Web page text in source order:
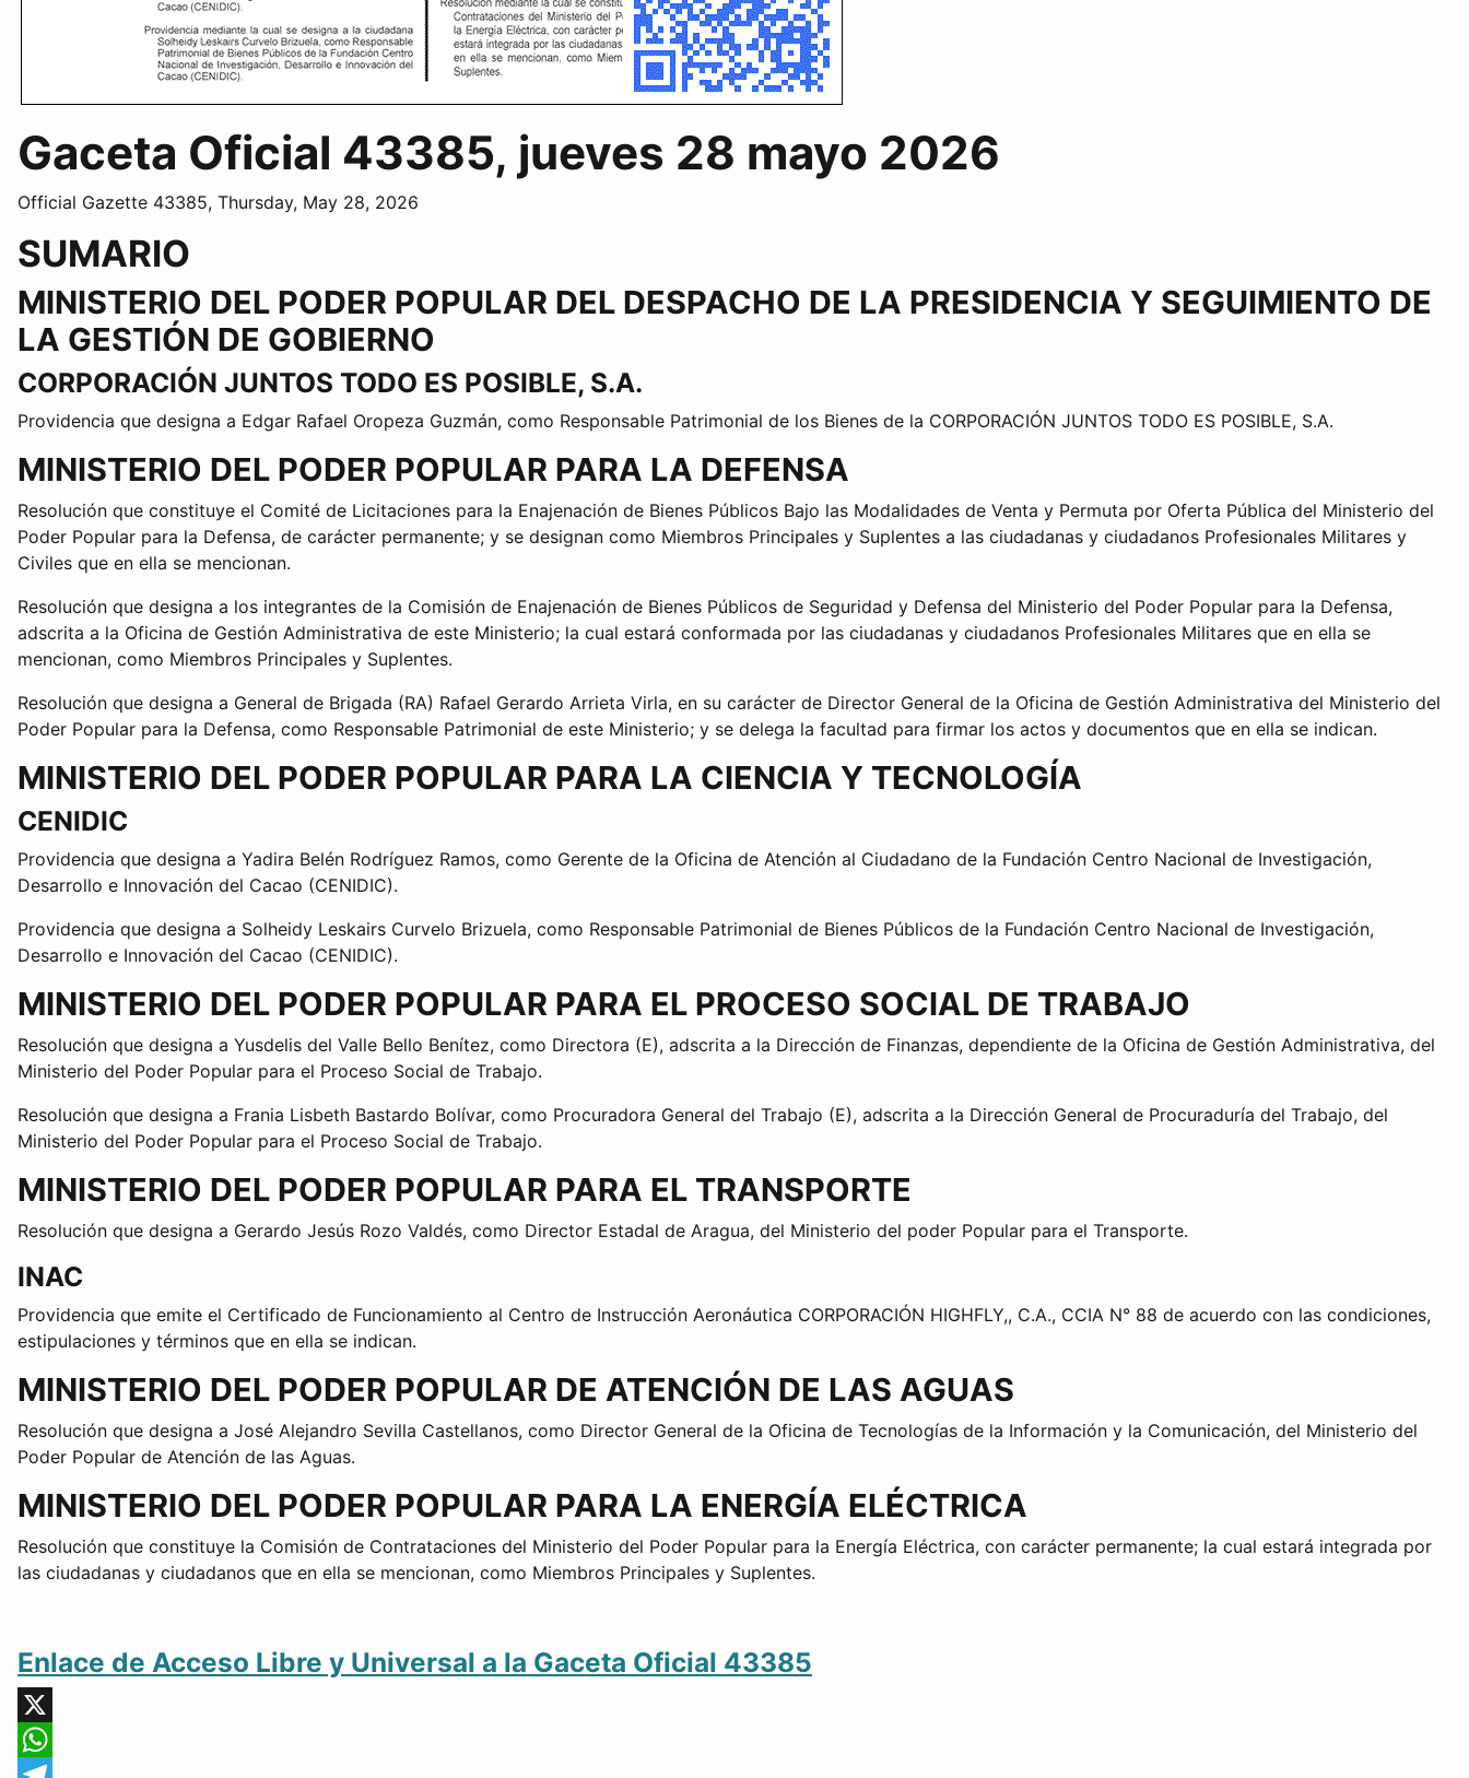
Gaceta Oficial 43385, jueves 28 mayo 2026
Official Gazette 43385, Thursday, May 28, 2026
SUMARIO
MINISTERIO DEL PODER POPULAR DEL DESPACHO DE LA PRESIDENCIA Y SEGUIMIENTO DE
LA GESTIÓN DE GOBIERNO
CORPORACIÓN JUNTOS TODO ES POSIBLE, S.A.
Providencia que designa a Edgar Rafael Oropeza Guzmán, como Responsable Patrimonial de los Bienes de la CORPORACIÓN JUNTOS TODO ES POSIBLE, S.A.
MINISTERIO DEL PODER POPULAR PARA LA DEFENSA
Resolución que constituye el Comité de Licitaciones para la Enajenación de Bienes Públicos Bajo las Modalidades de Venta y Permuta por Oferta Pública del Ministerio del
Poder Popular para la Defensa, de carácter permanente; y se designan como Miembros Principales y Suplentes a las ciudadanas y ciudadanos Profesionales Militares y
Civiles que en ella se mencionan.
Resolución que designa a los integrantes de la Comisión de Enajenación de Bienes Públicos de Seguridad y Defensa del Ministerio del Poder Popular para la Defensa,
adscrita a la Oficina de Gestión Administrativa de este Ministerio; la cual estará conformada por las ciudadanas y ciudadanos Profesionales Militares que en ella se
mencionan, como Miembros Principales y Suplentes.
Resolución que designa a General de Brigada (RA) Rafael Gerardo Arrieta Virla, en su carácter de Director General de la Oficina de Gestión Administrativa del Ministerio del
Poder Popular para la Defensa, como Responsable Patrimonial de este Ministerio; y se delega la facultad para firmar los actos y documentos que en ella se indican.
MINISTERIO DEL PODER POPULAR PARA LA CIENCIA Y TECNOLOGÍA
CENIDIC
Providencia que designa a Yadira Belén Rodríguez Ramos, como Gerente de la Oficina de Atención al Ciudadano de la Fundación Centro Nacional de Investigación,
Desarrollo e Innovación del Cacao (CENIDIC).
Providencia que designa a Solheidy Leskairs Curvelo Brizuela, como Responsable Patrimonial de Bienes Públicos de la Fundación Centro Nacional de Investigación,
Desarrollo e Innovación del Cacao (CENIDIC).
MINISTERIO DEL PODER POPULAR PARA EL PROCESO SOCIAL DE TRABAJO
Resolución que designa a Yusdelis del Valle Bello Benítez, como Directora (E), adscrita a la Dirección de Finanzas, dependiente de la Oficina de Gestión Administrativa, del
Ministerio del Poder Popular para el Proceso Social de Trabajo.
Resolución que designa a Frania Lisbeth Bastardo Bolívar, como Procuradora General del Trabajo (E), adscrita a la Dirección General de Procuraduría del Trabajo, del
Ministerio del Poder Popular para el Proceso Social de Trabajo.
MINISTERIO DEL PODER POPULAR PARA EL TRANSPORTE
Resolución que designa a Gerardo Jesús Rozo Valdés, como Director Estadal de Aragua, del Ministerio del poder Popular para el Transporte.
INAC
Providencia que emite el Certificado de Funcionamiento al Centro de Instrucción Aeronáutica CORPORACIÓN HIGHFLY,, C.A., CCIA N° 88 de acuerdo con las condiciones,
estipulaciones y términos que en ella se indican.
MINISTERIO DEL PODER POPULAR DE ATENCIÓN DE LAS AGUAS
Resolución que designa a José Alejandro Sevilla Castellanos, como Director General de la Oficina de Tecnologías de la Información y la Comunicación, del Ministerio del
Poder Popular de Atención de las Aguas.
MINISTERIO DEL PODER POPULAR PARA LA ENERGÍA ELÉCTRICA
Resolución que constituye la Comisión de Contrataciones del Ministerio del Poder Popular para la Energía Eléctrica, con carácter permanente; la cual estará integrada por
las ciudadanas y ciudadanos que en ella se mencionan, como Miembros Principales y Suplentes.
Enlace de Acceso Libre y Universal a la Gaceta Oficial 43385
X